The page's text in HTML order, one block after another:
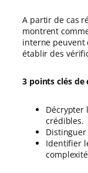
A partir de cas
montrent
interne peuvent
établir des
3 points clés de
Décrypter
crédibles.
Identifier